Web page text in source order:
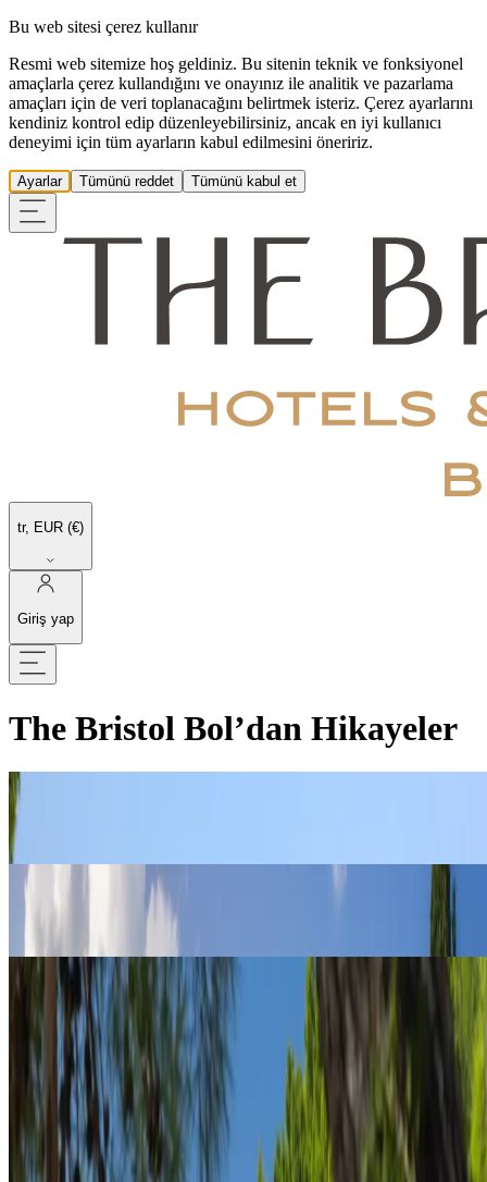
Bu web sitesi çerez kullanır
Resmi web sitemize hoş geldiniz. Bu sitenin teknik ve fonksiyonel
amaçlarla çerez kullandığını ve onayınız ile analitik ve pazarlama
amaçları için de veri toplanacağını belirtmek isteriz. Çerez ayarlarını
kendiniz kontrol edip düzenleyebilirsiniz, ancak en iyi kullanıcı
deneyimi için tüm ayarların kabul edilmesini öneririz.
Ayarlar Tümünü reddet Tümünü kabul et
tr, EUR (€)
Giriş yap
The Bristol Bol’dan Hikayeler
Hırvat Rivierası'nın Mücevheri
Keşfet
Olağanüstü bir kraliyet ödülü
Asil Miras
Keşfet